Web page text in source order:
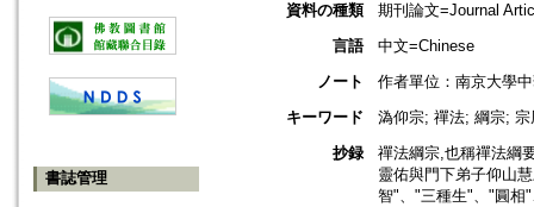
書誌管理
資料の種類
期刊論文=Journal
言語
中文=Chinese
ノート
作者單位：南京大學
キーワード
溈仰宗; 禪法; 綱宗; 宗
抄録
禪法綱宗,也稱禪法綱
靈佑與門下弟子仰山
智"、"三種生"、"圓相